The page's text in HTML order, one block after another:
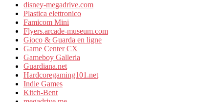
disney-megadrive.com
Plastica elettronico
Famicom Mini
Flyers.arcade-museum.com
Gioco & Guarda en ligne
Game Center CX
Gameboy Galleria
Guardiana.net
Hardcoregaming101.net
Indie Games
Kitch-Bent